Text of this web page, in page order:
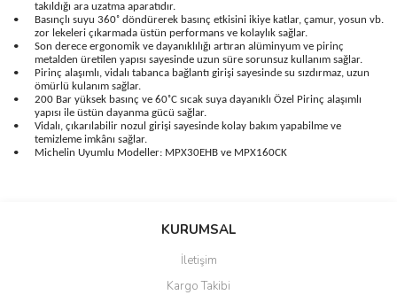
takıldığı ara uzatma aparatıdır.
•
Basınçlı suyu 360˚ döndürerek basınç etkisini ikiye katlar, çamur, yosun vb.
zor lekeleri çıkarmada üstün performans ve kolaylık sağlar.
•
Son derece ergonomik ve dayanıklılığı artıran alüminyum ve pirinç
metalden üretilen yapısı sayesinde uzun süre sorunsuz kullanım sağlar.
•
Pirinç alaşımlı, vidalı tabanca bağlantı girişi sayesinde su sızdırmaz, uzun
ömürlü kulanım sağlar.
•
200 Bar yüksek basınç ve 60˚C sıcak suya dayanıklı Özel Pirinç alaşımlı
yapısı ile üstün dayanma gücü sağlar.
•
Vidalı, çıkarılabilir nozul girişi sayesinde kolay bakım yapabilme ve
temizleme imkânı sağlar.
•
Michelin Uyumlu Modeller: MPX30EHB ve MPX160CK
Bu ürüne ilk yorumu siz yapın!
Ürün resmi kalitesiz, bozuk veya görüntülenemiyor.
KURUMSAL
İletişim
Kargo Takibi